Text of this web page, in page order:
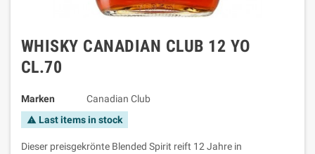
WHISKY CANADIAN CLUB 12 YO
CL.70
Marken Canadian Club
warning Last items in stock
Dieser preisgekrönte Blended Spirit reift 12 Jahre in